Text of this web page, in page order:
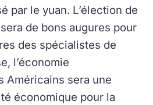
par le yuan. L’élection de
de bons augures pour
des spécialistes de
l’économie
Américains sera une
économique pour la